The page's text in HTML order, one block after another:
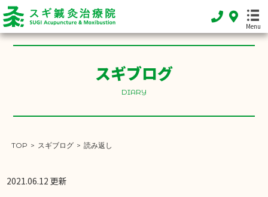
Menu
ホーム
HOME
FEATURE
スギブログ
DIARY
TOP > スギブログ > 読み返し
2021.06.12 更新